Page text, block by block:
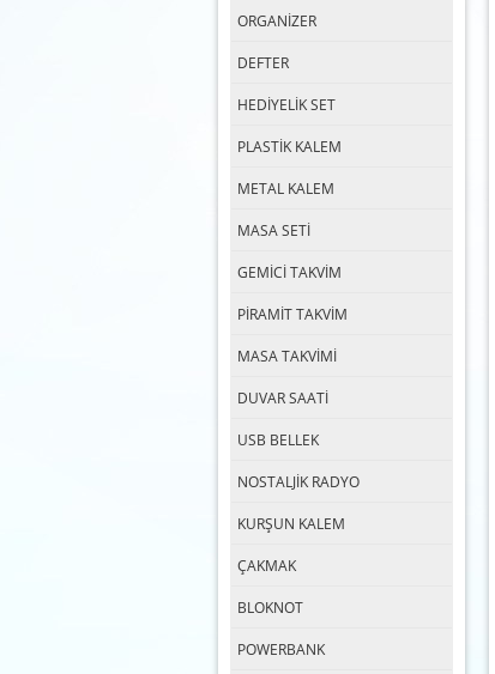
ORGANİZER
DEFTER
HEDİYELİK SET
PLASTİK KALEM
METAL KALEM
MASA SETİ
GEMİCİ TAKVİM
PİRAMİT TAKVİM
MASA TAKVİMİ
DUVAR SAATİ
USB BELLEK
NOSTALJİK RADYO
KURŞUN KALEM
ÇAKMAK
BLOKNOT
POWERBANK